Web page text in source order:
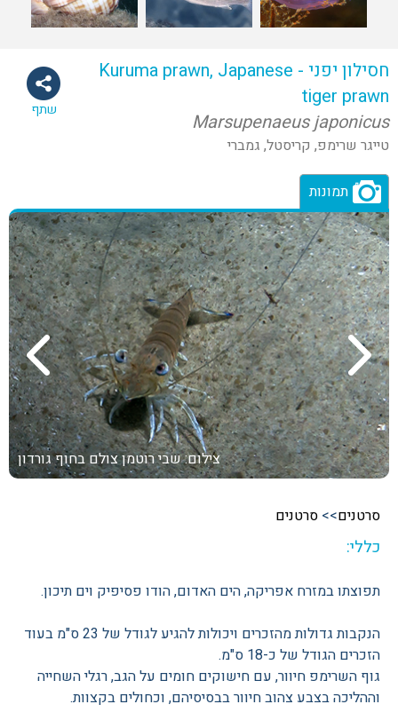
שתף
חסילון יפני - Kuruma prawn, Japanese
tiger prawn
Marsupenaeus japonicus
טייגר שרימפ, קריסטל, גמברי
תמונות
צילום: שבי רוטמןצולם בחוף גורדון
סרטנים>> סרטנים
כללי:
תפוצתו במזרח אפריקה, הים האדום, הודו פסיפיק וים תיכון.
הנקבות גדולות מהזכרים ויכולות להגיע לגודל של 23 ס"מ בעוד
הזכרים הגודל של כ-18 ס"מ.
גוף השרימפ חיוור, עם חישוקים חומים על הגב, רגלי השחייה
וההליכה בצבע צהוב חיוור בבסיסיהם, וכחולים בקצוות.